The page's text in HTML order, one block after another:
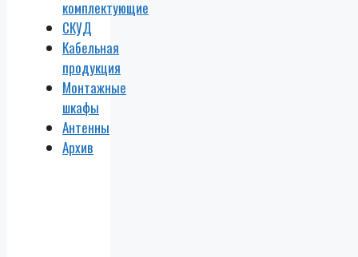
комплектующие
СКУД
Кабельная
продукция
Монтажные
шкафы
Антенны
Архив